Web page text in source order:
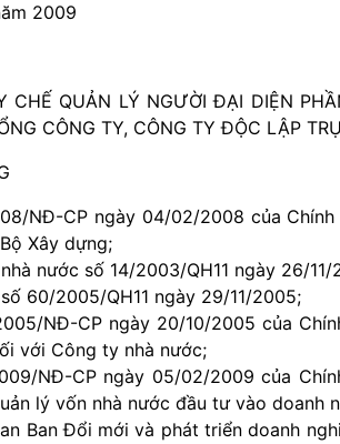
2009
CHẾ QUẢN LÝ NGƯỜI ĐẠI DIỆN
CÔNG TY, CÔNG TY ĐỘC LẬP
NĐ-CP ngày 04/02/2008 của
Xây dựng;
nước số 14/2003/QH11 ngày 26/11/
60/2005/QH11 ngày 29/11/2005;
NĐ-CP ngày 20/10/2005 của
với Công ty nhà nước;
NĐ-CP ngày 05/02/2009 của
lý vốn nhà nước đầu tư vào doanh
Ban Đổi mới và phát triển doanh